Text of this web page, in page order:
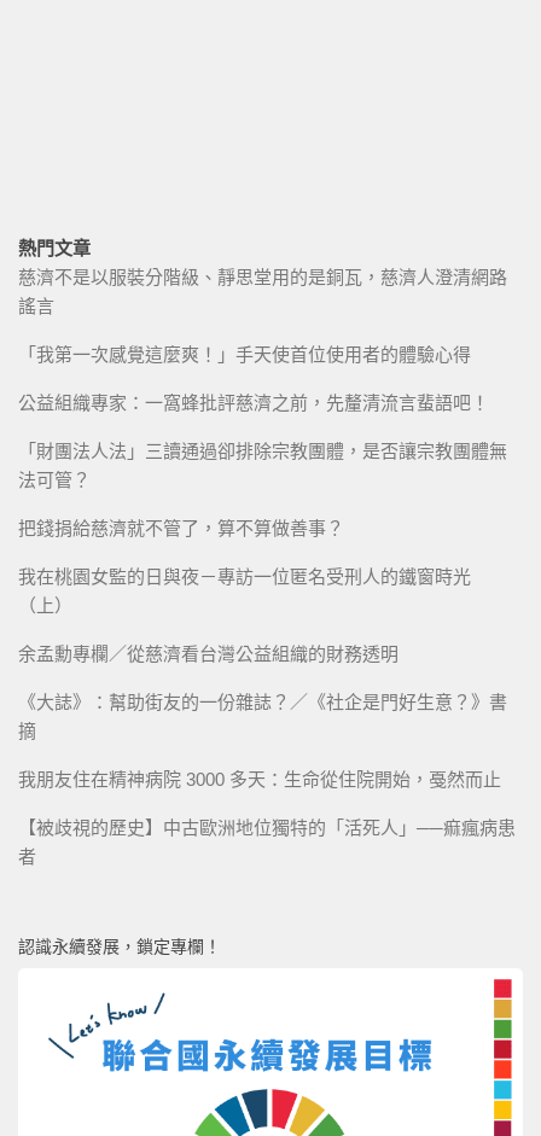
熱門文章
慈濟不是以服裝分階級、靜思堂用的是銅瓦，慈濟人澄清網路
謠言
「我第一次感覺這麼爽！」手天使首位使用者的體驗心得
公益組織專家：一窩蜂批評慈濟之前，先釐清流言蜚語吧！
「財團法人法」三讀通過卻排除宗教團體，是否讓宗教團體無
法可管？
把錢捐給慈濟就不管了，算不算做善事？
我在桃園女監的日與夜－專訪一位匿名受刑人的鐵窗時光
（上）
余孟勳專欄／從慈濟看台灣公益組織的財務透明
《大誌》：幫助街友的一份雜誌？／《社企是門好生意？》書
摘
我朋友住在精神病院 3000 多天：生命從住院開始，戞然而止
【被歧視的歷史】中古歐洲地位獨特的「活死人」──痲瘋病患
者
認識永續發展，鎖定專欄！